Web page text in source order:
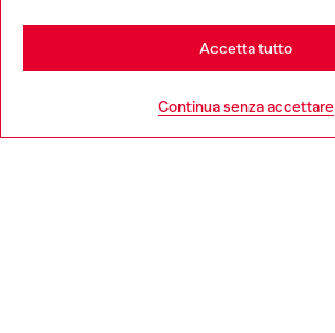
Continua senza accettare
Accetta tutto